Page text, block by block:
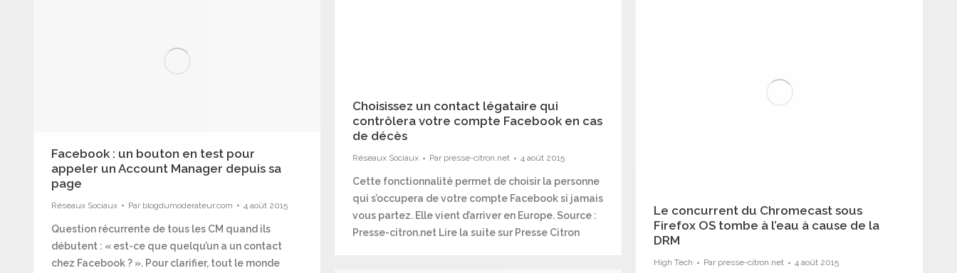
Choisissez un contact légataire qui
contrôlera votre compte Facebook en cas
de décès
Réseaux Sociaux Par presse-citron.net 4 août 2015
Cette fonctionnalité permet de choisir la personne
qui s’occupera de votre compte Facebook si jamais
vous partez. Elle vient d’arriver en Europe. Source :
Presse-citron.net Lire la suite sur Presse Citron
Facebook : un bouton en test pour
appeler un Account Manager depuis sa
page
Réseaux Sociaux Par blogdumoderateur.com 4 août 2015
Question récurrente de tous les CM quand ils
débutent : « est-ce que quelqu’un a un contact
chez Facebook ? ». Pour clarifier, tout le monde
Le concurrent du Chromecast sous
Firefox OS tombe à l’eau à cause de la
DRM
High Tech Par presse-citron.net 4 août 2015